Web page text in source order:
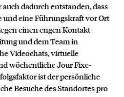
dadurch entstanden, dass
eine Führungskraft vor Ort
einen engen Kontakt
und dem Team in
Videochats, virtuelle
wöchentliche Jour Fixe-
ist der persönliche
Besuche des Standortes pro